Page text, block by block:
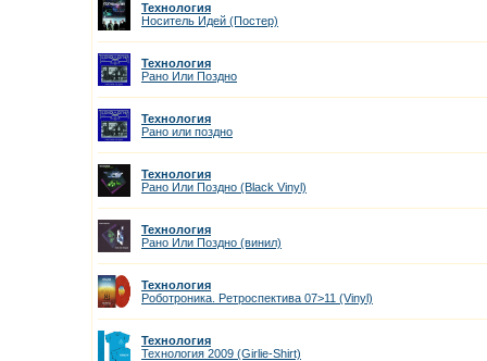
Технология
Носитель Идей (Постер)
Технология
Рано Или Поздно
Технология
Рано или поздно
Технология
Рано Или Поздно (Black Vinyl)
Технология
Рано Или Поздно (винил)
Технология
Роботроника. Ретроспектива 07>11 (Vinyl)
Технология
Технология 2009 (Girlie-Shirt)